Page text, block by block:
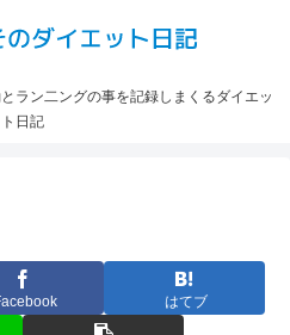
ラン二ングの事を記録しまくるダイエッ
ト日記
はてブ